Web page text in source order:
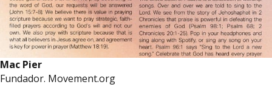
Mac Pier
Fundador. Movement.org